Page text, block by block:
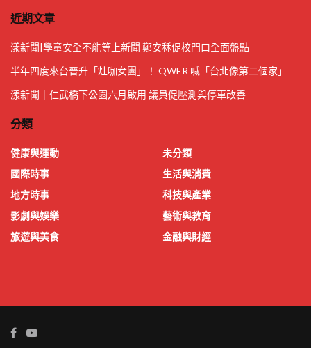
近期文章
漾新聞|學童安全不能等上新聞 鄭安秝促校門口全面盤點
半年四度來台晉升「灶咖女團」！ QWER 喊「台北像第二個家」
漾新聞｜仁武橋下公園六月啟用 議員促壓測與停車改善
分類
健康與運動
國際時事
地方時事
影劇與娛樂
旅遊與美食
未分類
生活與消費
科技與產業
藝術與教育
金融與財經